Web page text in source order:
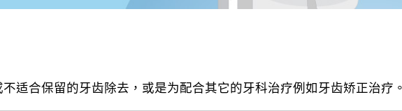
适合保留的牙齿除去，或是为配合其它的牙科治疗例如牙齿矫正治疗